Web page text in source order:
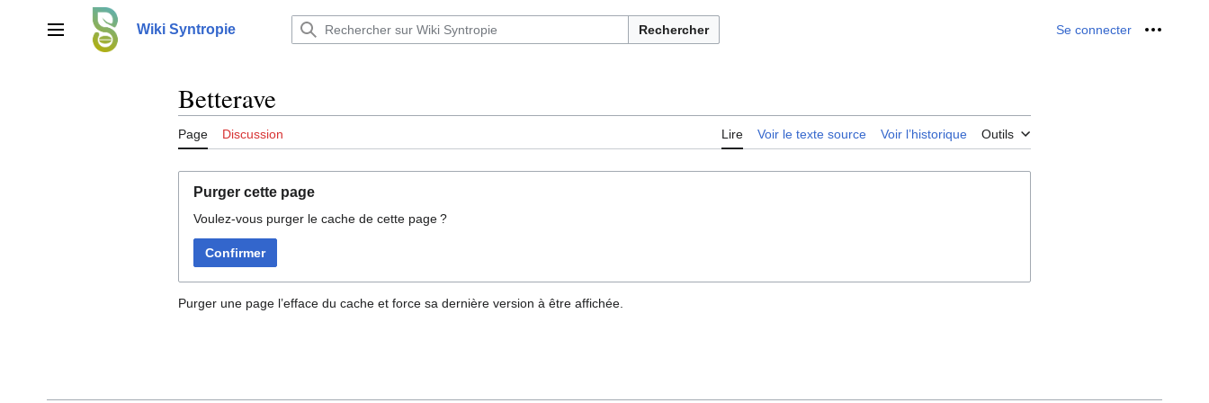
contenu Menu principalWiki Syntropie Rechercher Se connecter Outils
Betterave
Page Discussion Lire Voir le texte source Voir l’historique Outils
Purger cette page
Voulez-vous purger le cache de cette page ?
Confirmer
Purger une page l’efface du cache et force sa dernière version à être affichée.